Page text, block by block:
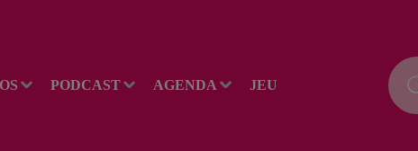
PODCAST AGENDA JEU